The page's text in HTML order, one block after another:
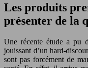
Les produits
présenter de la
Une récente étude a pu
jouissant d’un hard-
sont pas forcément de